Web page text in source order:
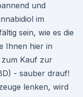
und
im
sein, wie es die
Ihnen hier in
zum Kauf zur
- sauber drauf!
lenken, wird